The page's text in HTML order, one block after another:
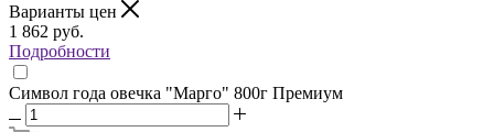
Варианты цен
1 862 руб.
Подробности
Символ года овечка "Марго" 800г Премиум